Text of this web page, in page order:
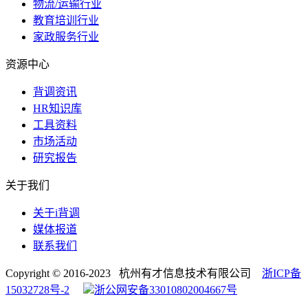
物流/运输行业
教育培训行业
家政服务行业
资源中心
背调资讯
HR知识库
工具资料
市场活动
研究报告
关于我们
关于i背调
媒体报道
联系我们
Copyright © 2016-2023 杭州有才信息技术有限公司 浙ICP备
15032728号-2
浙公网安备33010802004667号